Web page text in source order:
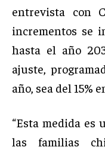
entrevista con
incrementos se
hasta el año
ajuste,
año, sea del 15%
“Esta medida es
las familias